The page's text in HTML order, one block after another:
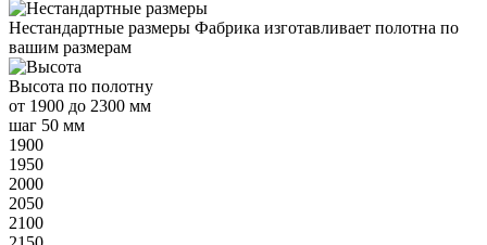
Нестандартные размеры Фабрика изготавливает полотна по
вашим размерам
Высота по полотну
от 1900 до 2300 мм
шаг 50 мм
1900
1950
2000
2050
2100